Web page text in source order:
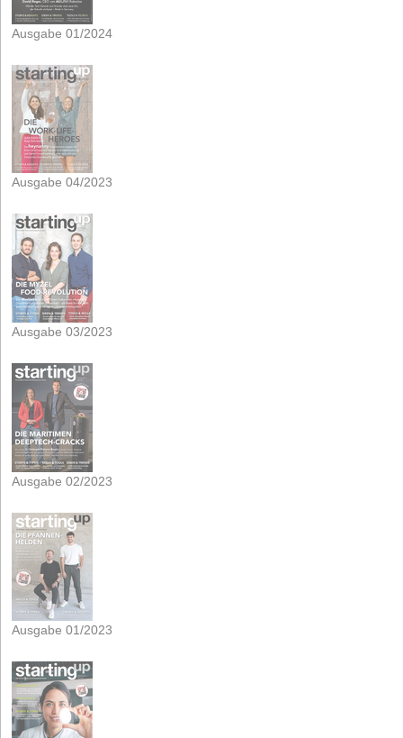
Ausgabe 01/2024
Ausgabe 04/2023
Ausgabe 03/2023
Ausgabe 02/2023
Ausgabe 01/2023